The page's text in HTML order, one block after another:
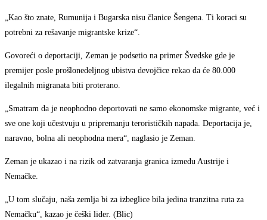
„Kao što znate, Rumunija i Bugarska nisu članice Šengena. Ti koraci su
potrebni za rešavanje migrantske krize“.
Govoreći o deportaciji, Zeman je podsetio na primer Švedske gde je
premijer posle prošlonedeljnog ubistva devojčice rekao da će 80.000
ilegalnih migranata biti proterano.
„Smatram da je neophodno deportovati ne samo ekonomske migrante, već i
sve one koji učestvuju u pripremanju terorističkih napada. Deportacija je,
naravno, bolna ali neophodna mera“, naglasio je Zeman.
Zeman je ukazao i na rizik od zatvaranja granica između Austrije i
Nemačke.
„U tom slučaju, naša zemlja bi za izbeglice bila jedina tranzitna ruta za
Nemačku“, kazao je češki lider. (Blic)